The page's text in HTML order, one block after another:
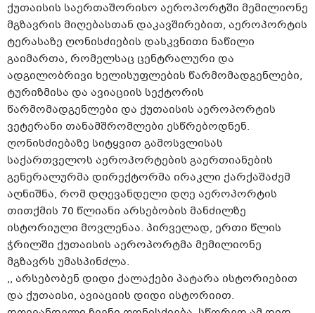
ქუთაისის საერთაშორისო აეროპორტში მემილიონე
მგზავრის მიღებასთან დაკავშირებით, აეროპორტის
ტერასაზე ღონისძიების დასკვნითი ნაწილი
გაიმართა, რომელსაც ცენტრალური და
ადგილობრივი ხელისუფლების წარმომადგენლები,
ტურიზმისა და ავიაციის სექტორის
წარმომადგენლები და ქუთაისის აეროპორტის
ვეტერანი თანამშრომლები ესწრებოდნენ.
ღონისძიებაზე სიტყვით გამოსვლისას
საქართველოს აეროპორტების გაერთიანების
გენერალურმა დირექტორმა ირაკლი ქარქაშაძემ
აღნიშნა, რომ დღევანდელი დღე აეროპორტის
თითქმის 70 წლიანი არსებობის მანძილზე
ისტორიული მოვლენაა. პირველად, ერთი წლის
ჭრილში ქუთაისის აეროპორტმა მემილიონე
მგზავრს უმასპინძლა.
,, არსებობენ დიდი ქალაქები პატარა ისტორიებით
და ქუთაისი, ავიაციის დიდი ისტორიით.